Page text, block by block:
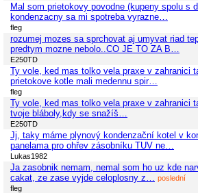
Mal som prietokovy povodne (kupeny spolu s
kondenzacny sa mi spotreba vyrazne…
fleg
rozumej mozes sa sprchovat aj umyvat riad
predtym mozne nebolo..CO JE TO ZA B…
E250TD
Ty vole, ked mas tolko vela praxe v zahranici
prietokove kotle mali medennu spir…
fleg
Ty vole, ked mas tolko vela praxe v zahranici
tvoje bláboly,kdy se snažíš…
E250TD
Jj, taky máme plynový kondenzační kotel v
panelama pro ohřev zásobníku TUV ne…
Lukas1982
Ja zasobnik nemam, nemal som ho uz kde
cakat, ze zase vyjde celoplosny z…
poslední
fleg